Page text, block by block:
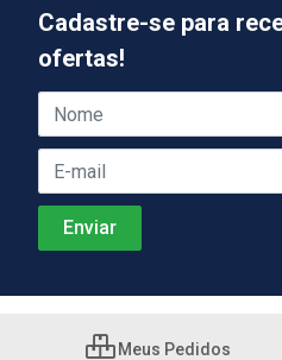
Cadastre-se para
ofertas!
Meus Pedidos